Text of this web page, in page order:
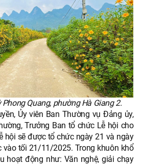
Quang, phường Hà Giang 2.
Ủy viên Ban Thường vụ Đảng ủy,
Trưởng Ban tổ chức Lễ hội cho
hội sẽ được tổ chức ngày 21 và ngày
tối 21/11/2025. Trong khuôn khổ
hoạt động như: Văn nghệ, giải chạy